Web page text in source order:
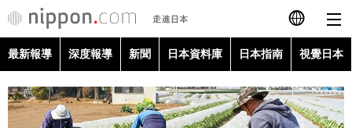
日本語
English
最新報導 深度報導 新聞 日本資料庫 日本指南 視覺日本